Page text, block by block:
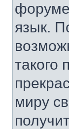
язык.
такого
миру